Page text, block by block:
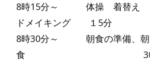
8時15分～ 体操 着替え
ドメイキング １5分
8時30分～ 朝食の準備、朝
食 30